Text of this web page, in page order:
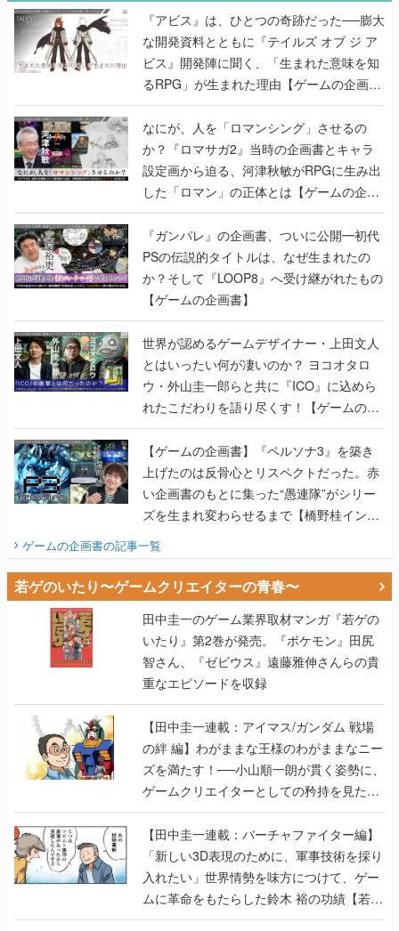
『アビス』は、ひとつの奇跡だった──膨大
な開発資料とともに『テイルズ オブ ジ ア
ビス』開発陣に聞く、「生まれた意味を知
るRPG」が生まれた理由【ゲームの企画
書】
なにが、人を「ロマンシング」させるの
か？『ロマサガ2』当時の企画書とキャラ
設定画から迫る、河津秋敏がRPGに生み出
した「ロマン」の正体とは【ゲームの企画
書】
『ガンパレ』の企画書、ついに公開━初代
PSの伝説的タイトルは、なぜ生まれたの
か？そして『LOOP8』へ受け継がれたもの
【ゲームの企画書】
世界が認めるゲームデザイナー・上田文人
とはいったい何が凄いのか？ ヨコオタロ
ウ・外山圭一郎らと共に『ICO』に込めら
れたこだわりを語り尽くす！【ゲームの企
画書】
【ゲームの企画書】『ペルソナ3』を築き
上げたのは反骨心とリスペクトだった。赤
い企画書のもとに集った“愚連隊”がシリー
ズを生まれ変わらせるまで【橋野桂インタ
ビュー】
ゲームの企画書の記事一覧
若ゲのいたり〜ゲームクリエイターの青春〜
田中圭一のゲーム業界取材マンガ『若ゲの
いたり』第2巻が発売。『ポケモン』田尻
智さん、『ゼビウス』遠藤雅伸さんらの貴
重なエピソードを収録
【田中圭一連載：アイマス/ガンダム 戦場
の絆 編】わがままな王様のわがままなニー
ズを満たす！──小山順一朗が貫く姿勢に、
ゲームクリエイターとしての矜持を見た
【若ゲのいたり最終回】
【田中圭一連載：バーチャファイター編】
「新しい3D表現のために、軍事技術を採り
入れたい」世界情勢を味方につけて、ゲー
ムに革命をもたらした鈴木 裕の功績【若ゲ
のいたり】